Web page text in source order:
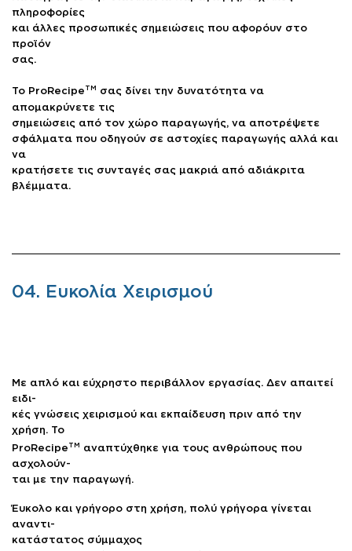
πληροφορίες
και άλλες προσωπικές σημειώσεις που αφορόυν στο
προϊόν
σας.
Το ProRecipe TM σας δίνει την δυνατότητα να
απομακρύνετε τις
σημειώσεις από τον χώρο παραγωγής, να αποτρέψετε
σφάλματα που οδηγούν σε αστοχίες παραγωγής αλλά και
να
κρατήσετε τις συνταγές σας μακριά από αδιάκριτα
βλέμματα.
04. Ευκολία Χειρισμού
Με απλό και εύχρηστο περιβάλλον εργασίας. Δεν απαιτεί
ειδι-
κές γνώσεις χειρισμού και εκπαίδευση πριν από την
χρήση. Το
ProRecipe TM αναπτύχθηκε για τους ανθρώπους που
ασχολούν-
ται με την παραγωγή.
Έυκολο και γρήγορο στη χρήση, πολύ γρήγορα γίνεται
αναντι-
κατάστατος σύμμαχος